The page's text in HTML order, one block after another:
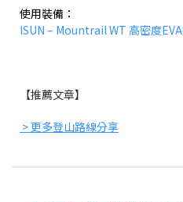
使用裝備：
ISUN – Mountrail WT 高密度
【推薦文章】
> 更多登山路線分享